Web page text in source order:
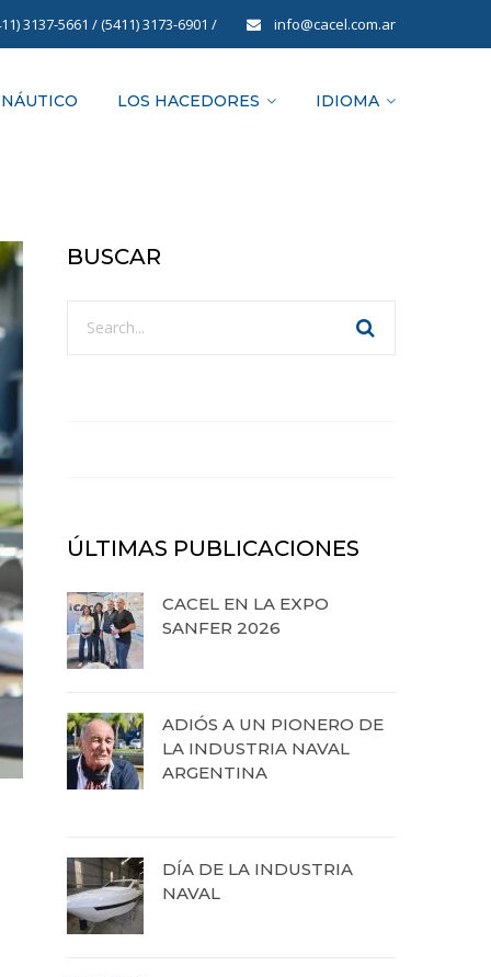
3137-5661 /(5411) 3173-6901 / info@cacel.com.ar
LOS HACEDORES IDIOMA
BUSCAR
ÚLTIMAS PUBLICACIONES
CACEL EN LA EXPO
SANFER 2026
ADIÓS A UN PIONERO DE
LA INDUSTRIA NAVAL
ARGENTINA
DÍA DE LA INDUSTRIA
NAVAL